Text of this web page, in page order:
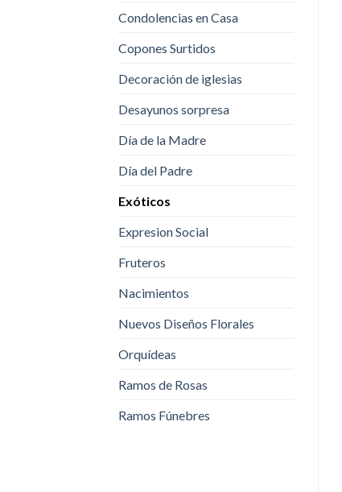
Condolencias en Casa
Copones Surtidos
Decoración de iglesias
Desayunos sorpresa
Día de la Madre
Día del Padre
Exóticos
Expresion Social
Fruteros
Nacimientos
Nuevos Diseños Florales
Orquídeas
Ramos de Rosas
Ramos Fúnebres